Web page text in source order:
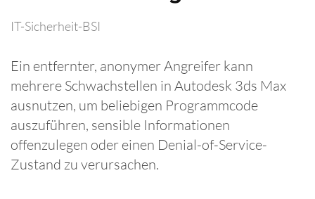
IT-Sicherheit-BSI
Ein entfernter, anonymer Angreifer kann
mehrere Schwachstellen in Autodesk 3ds Max
ausnutzen, um beliebigen Programmcode
auszuführen, sensible Informationen
offenzulegen oder einen Denial-of-Service-
Zustand zu verursachen.